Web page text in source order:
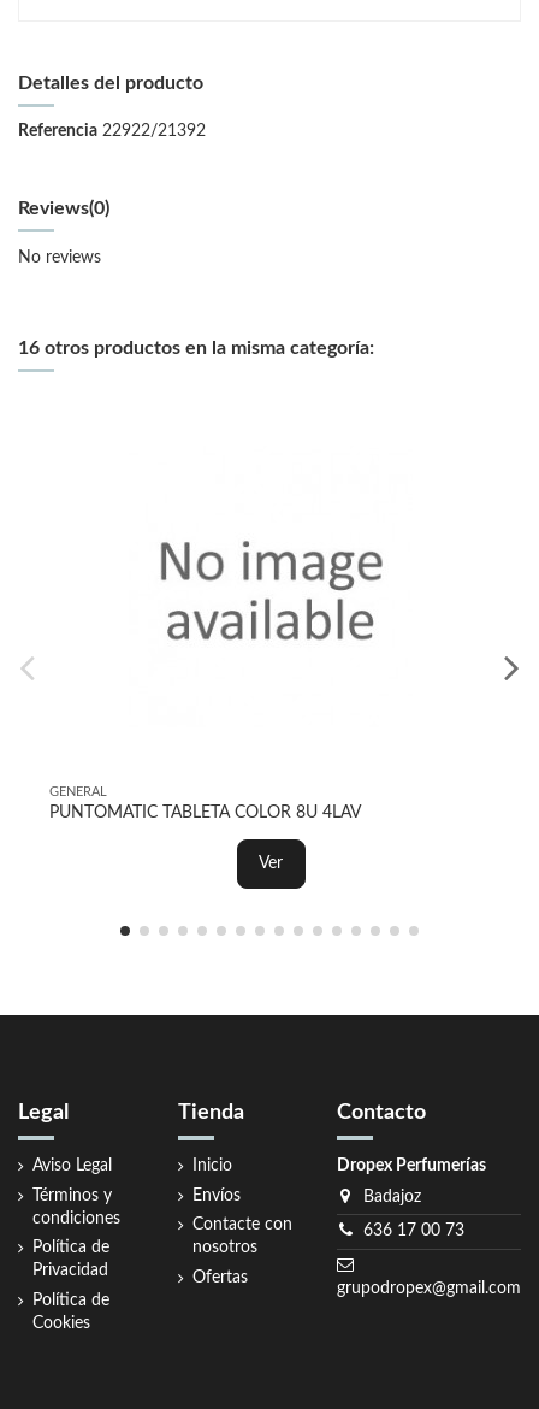
Detalles del producto
Referencia 22922/21392
Reviews(0)
No reviews
16 otros productos en la misma categoría:
TABLETA COLOR 8U 4LAV
Legal
Aviso Legal
Términos y
condiciones
Política de
Privacidad
Política de
Cookies
Tienda
Inicio
Envíos
Contacte con
nosotros
Ofertas
Contacto
Dropex Perfumerías
Badajoz
636 17 00 73
grupodropex@gmail.com